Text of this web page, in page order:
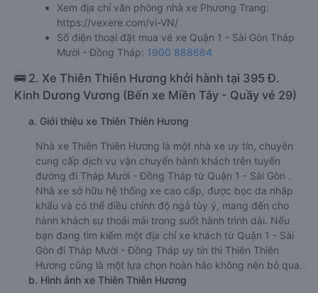
Xem địa chỉ văn phòng nhà xe Phương Trang:
https://vexere.com/vi-VN/
Số điện thoại đặt mua vé xe Quận 1 - Sài Gòn Tháp
Mười - Đồng Tháp: 1900 888684
🚌 2. Xe Thiên Thiên Hương khởi hành tại 395 Đ.
Kinh Dương Vương (Bến xe Miền Tây - Quầy vé 29)
a. Giới thiệu xe Thiên Thiên Hương
Nhà xe Thiên Thiên Hương là một nhà xe uy tín, chuyên
cung cấp dịch vụ vận chuyển hành khách trên tuyến
đường đi Tháp Mười - Đồng Tháp từ Quận 1 - Sài Gòn .
Nhà xe sở hữu hệ thống xe cao cấp, được bọc da nhập
khẩu và có thể điều chỉnh độ ngả tùy ý, mang đến cho
hành khách sự thoải mái trong suốt hành trình dài. Nếu
bạn đang tìm kiếm một địa chỉ xe khách từ Quận 1 - Sài
Gòn đi Tháp Mười - Đồng Tháp uy tín thì Thiên Thiên
Hương cũng là một lựa chọn hoàn hảo không nên bỏ qua.
b. Hình ảnh xe Thiên Thiên Hương